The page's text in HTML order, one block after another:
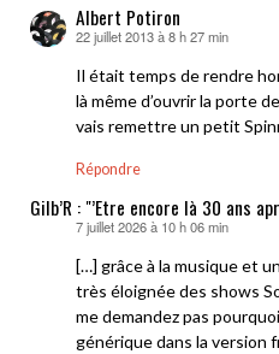
Albert Potiron
dit :
22 juillet 2013 à 8 h 27 min
Il était temps de rendre
là même d’ouvrir la porte
vais remettre un petit
Répondre
Gilb’R : "’Etre encore là 30 ans
7 juillet 2026 à 10 h 06 min
[…] grâce à la musique et
très éloignée des shows
me demandez pas
générique dans la version